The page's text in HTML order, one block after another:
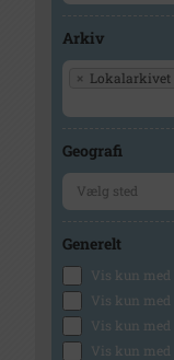
Arkiv
× Lokalarkivet
Geografi
Generelt
Vis kun med
Vis kun
Vis kun
Vis kun